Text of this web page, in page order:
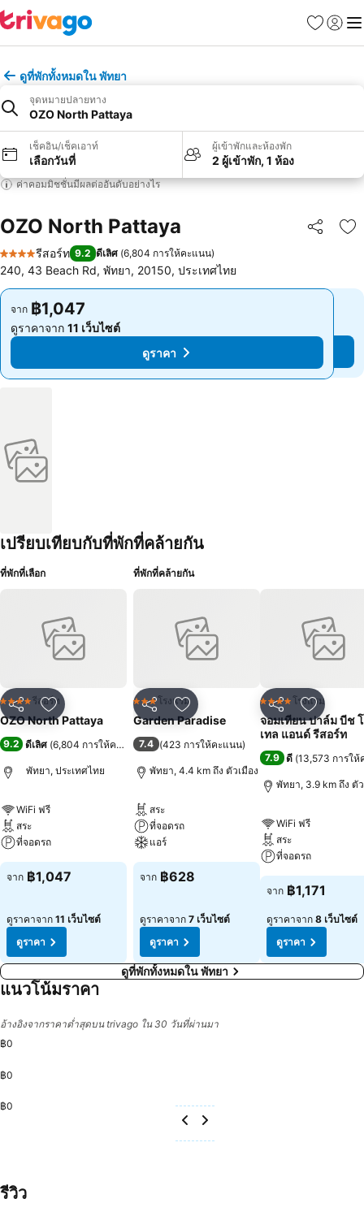
รายการโป
เข้าสู่ร
เมนู
ดูที่พักทั้งหมดใน พัทยา
จุดหมายปลายทาง
OZO North Pattaya
เช็คอิน/เช็คเอาท์
เลือกวันที่
ผู้เข้าพักและห้องพัก
2 ผู้เข้าพัก, 1 ห้อง
ค่าคอมมิชชั่นมีผลต่ออันดับอย่างไร
OZO North Pattaya แชร์
เ
4 ดาว
รีสอร์ท 9.2 ดีเลิศ (6,804 การให้คะแนน)
240, 43 Beach Rd, พัทยา, 20150, ประเทศไทย
จาก ฿1,047
ดูราคาจาก 11 เว็บไซต์
ดูราคา
จาก ฿1,047
ดูราคาจาก 11 เว็บไซต์
ดูราคา
เปรียบเทียบกับที่พักที่คล้ายกัน
ที่พักที่เลือก
แชร์ เพิ่มในรายการโปรด
4 ดาว รีสอร์ท
OZO North Pattaya
9.2 ดีเลิศ (6,804 การให้คะแนน)
พัทยา, ประเทศไทย
WiFi ฟรี
สระ
ที่จอดรถ
จาก ฿1,047
ดูราคาจาก 11 เว็บไซต์
ดูราคา
ที่พักที่คล้ายกัน
แชร์ เพิ่มในรายการโปรด
3 ดาวโรงแรม
Garden Paradise
7.4 (423 การให้คะแนน)
พัทยา, 4.4 km ถึง ตัวเมือง
สระ
ที่จอดรถ
แอร์
จาก ฿628
ดูราคาจาก 7 เว็บไซต์
ดูราคา
แชร์ เพิ่มในรา
4 ดาว โรงแรม
จอมเทียน ปาล์ม บีช
เทล แอนด์ รีสอร์ท
7.9 ดี (13,573 การให้
พัทยา, 3.9 km ถึง ตั
WiFi ฟรี
สระ
ที่จอดรถ
จาก ฿1,171
ดูราคาจาก 8 เว็บไซต์
ดูราคา
ดูที่พักทั้งหมดใน พัทยา
แนวโน้มราคา
อ้างอิงจากราคาต่ำสุดบน trivago ใน 30 วันที่ผ่านมา
฿0
฿0
฿0
รีวิว